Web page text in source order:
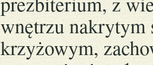
wnętrzu nakrytym
krzyżowym,